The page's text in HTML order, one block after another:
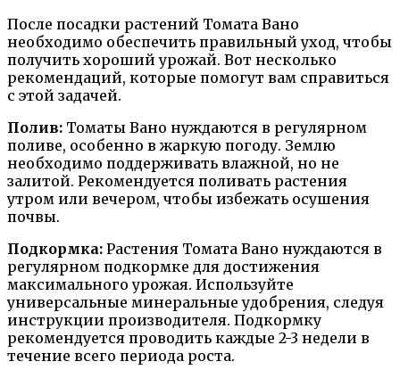
После посадки растений Томата Вано
необходимо обеспечить правильный уход, чтобы
получить хороший урожай. Вот несколько
рекомендаций, которые помогут вам справиться
с этой задачей.
Полив: Томаты Вано нуждаются в регулярном
поливе, особенно в жаркую погоду. Землю
необходимо поддерживать влажной, но не
залитой. Рекомендуется поливать растения
утром или вечером, чтобы избежать осушения
почвы.
Подкормка: Растения Томата Вано нуждаются в
регулярном подкормке для достижения
максимального урожая. Используйте
универсальные минеральные удобрения, следуя
инструкции производителя. Подкормку
рекомендуется проводить каждые 2-3 недели в
течение всего периода роста.